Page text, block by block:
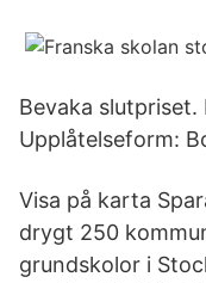
Bevaka
Upplåtelseform:
Visa på karta
drygt 250
grundskolor i